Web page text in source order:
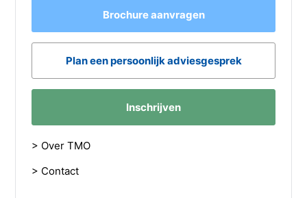
Brochure aanvragen
Plan een persoonlijk adviesgesprek
Inschrijven
> Over TMO
> Contact